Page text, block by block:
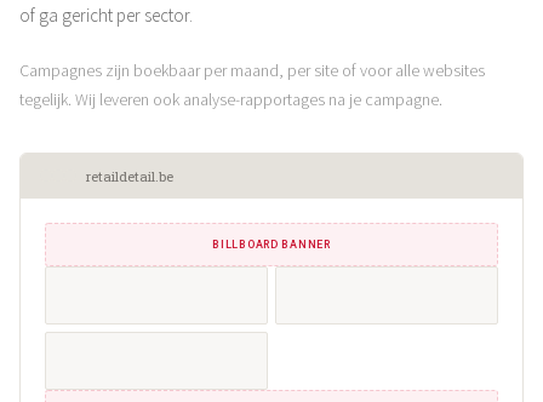
of ga gericht per sector.
Campagnes zijn boekbaar per maand, per site of voor alle websites
tegelijk. Wij leveren ook analyse-rapportages na je campagne.
retaildetail.be
BILLBOARD BANNER